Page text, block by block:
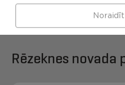
Rēzeknes novada
Noraidīt